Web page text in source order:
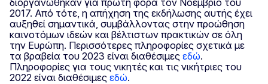
2017. Από τότε, η απήχηση της εκδήλωσης αυτής έχει
αυξηθεί σημαντικά, συμβάλλοντας στην προώθηση
καινοτόμων ιδεών και βέλτιστων πρακτικών σε όλη
την Ευρώπη. Περισσότερες πληροφορίες σχετικά με
τα βραβεία του 2023 είναι διαθέσιμες εδώ.
Πληροφορίες για τους νικητές και τις νικήτριες του
2022 είναι διαθέσιμες εδώ.